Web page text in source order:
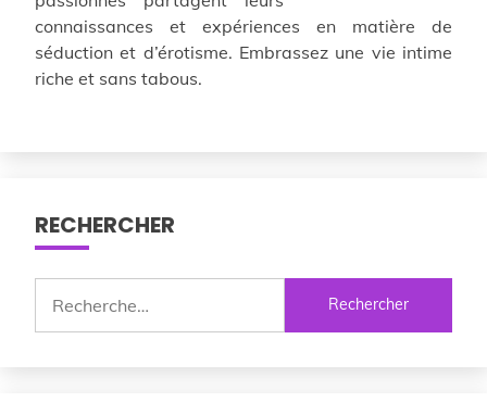
connaissances et expériences en matière de
séduction et d’érotisme. Embrassez une vie intime
riche et sans tabous.
RECHERCHER